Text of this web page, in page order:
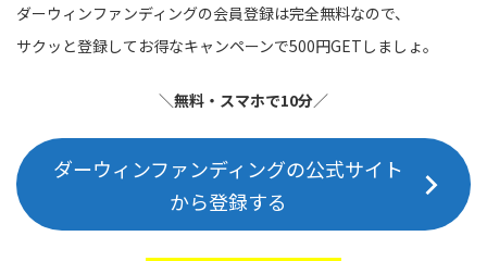
ダーウィンファンディングの会員登録は完全無料なので、
サクッと登録してお得なキャンペーンで500円GETしましょ。
＼無料・スマホで10分／
ダーウィンファンディングの公式サイト
から登録する